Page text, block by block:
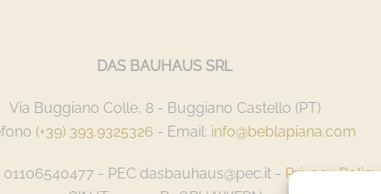
DAS BAUHAUS SRL
Via Buggiano Colle, 8 - Buggiano Castello (PT)
(+39) 393.9325326 - Email: info@beblapiana.com
01106540477 - PEC dasbauhaus@pec.it - Privacy Policy